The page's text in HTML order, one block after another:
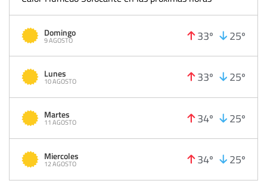
Domingo
9 AGOSTO 33º 25º
Lunes
10 AGOSTO 33º 25º
Martes
11 AGOSTO 34º 25º
Miercoles
12 AGOSTO 34º 25º